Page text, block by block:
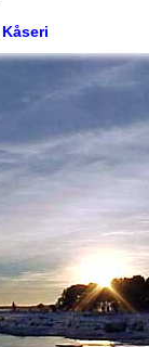
Kåseri